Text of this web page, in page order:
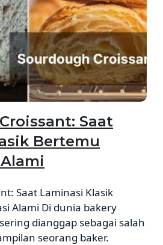
Saat
Bertemu
Saat Laminasi Klasik
Alami Di dunia bakery
dianggap sebagai salah
seorang baker.